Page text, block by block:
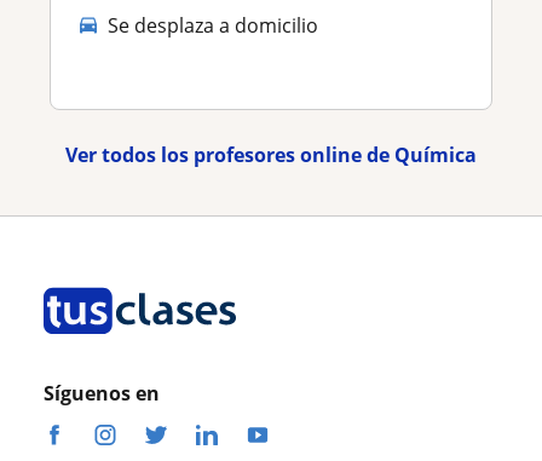
Se desplaza a domicilio
Ver todos los profesores online de Química
Síguenos en